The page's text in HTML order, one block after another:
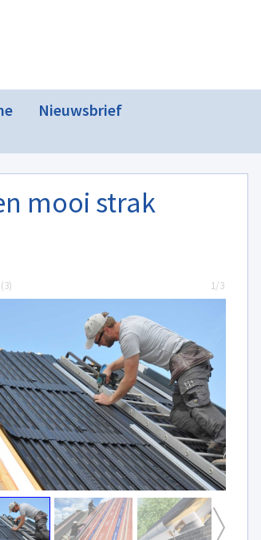
Nieuwsbrief
mooi strak
3) 1/3